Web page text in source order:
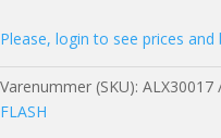
Please, login to see prices and
Varenummer (SKU): ALX30017
FLASH